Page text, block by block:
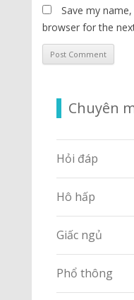
Save my
browser for the
Chuyên
Hỏi đáp
Hô hấp
Giấc ngủ
Phổ thông